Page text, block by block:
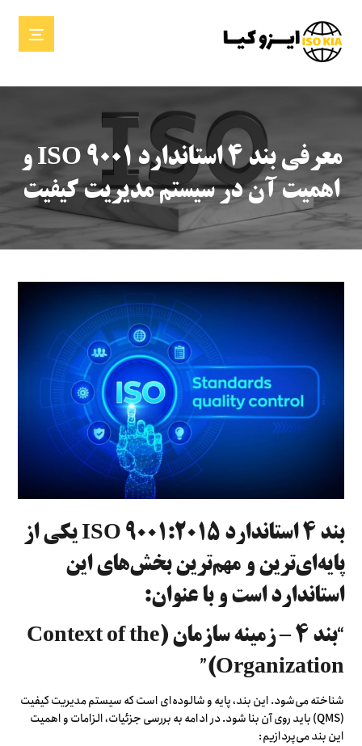
معرفی بند ۴ استاندارد ISO 9001 و
اهمیت آن در سیستم مدیریت کیفیت
بند ۴ استاندارد ISO 9001:2015 یکی از
پایه‌ای‌ترین و مهم‌ترین بخش‌های این
استاندارد است و با عنوان:
“بند ۴ – زمینه سازمان (Context of the
Organization)”
شناخته می‌شود. این بند، پایه و شالوده‌ای است که سیستم مدیریت کیفیت
(QMS) باید روی آن بنا شود. در ادامه به بررسی جزئیات، الزامات و اهمیت
این بند می‌پردازیم: